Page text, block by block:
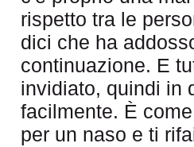
rispetto tra le
dici che ha
continuazione. E
invidiato, quindi in
facilmente. È
per un naso e ti